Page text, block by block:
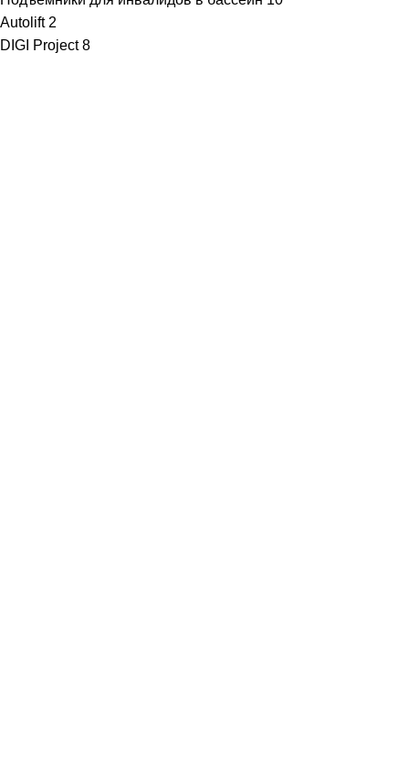
Autolift 2
DIGI Project 8